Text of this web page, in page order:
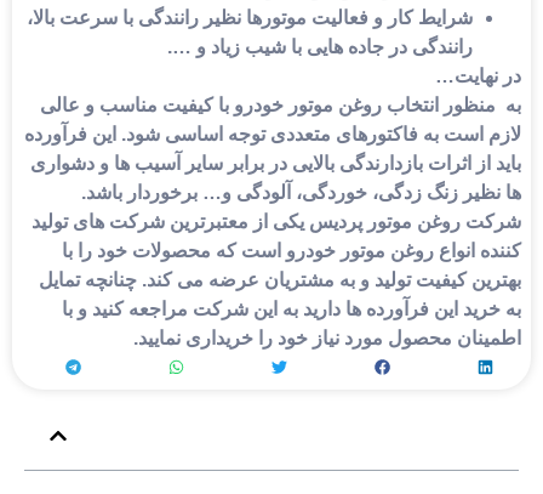
شرایط کار و فعالیت موتورها نظیر رانندگی با سرعت بالا،
رانندگی در جاده هایی با شیب زیاد و ….
انتخاب
روغن موتور خودرو با کیفیت مناسب و عالی
است به فاکتورهای متعددی توجه اساسی شود. این فرآورده
از اثرات بازدارندگی بالایی در برابر سایر آسیب ها و دشواری
زنگ زدگی، خوردگی، آلودگی و… برخوردار باشد.
روغن موتور پردیس یکی از معتبرترین شرکت های تولید
انواع روغن موتور خودرو است که محصولات خود را با
کیفیت تولید و به مشتریان عرضه می کند. چنانچه تمایل
این فرآورده ها دارید به این شرکت مراجعه کنید و با
محصول مورد نیاز خود را خریداری نمایید.